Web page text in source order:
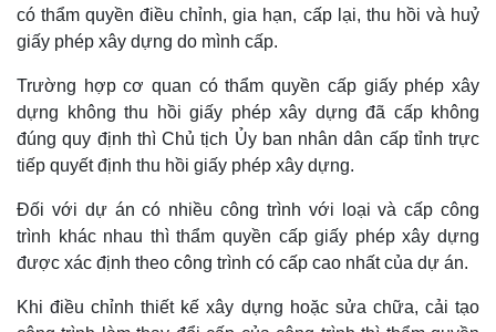
có thẩm quyền điều chỉnh, gia hạn, cấp lại, thu hồi và huỷ
giấy phép xây dựng do mình cấp.
Trường hợp cơ quan có thẩm quyền cấp giấy phép xây
dựng không thu hồi giấy phép xây dựng đã cấp không
đúng quy định thì Chủ tịch Ủy ban nhân dân cấp tỉnh trực
tiếp quyết định thu hồi giấy phép xây dựng.
Đối với dự án có nhiều công trình với loại và cấp công
trình khác nhau thì thẩm quyền cấp giấy phép xây dựng
được xác định theo công trình có cấp cao nhất của dự án.
Khi điều chỉnh thiết kế xây dựng hoặc sửa chữa, cải tạo